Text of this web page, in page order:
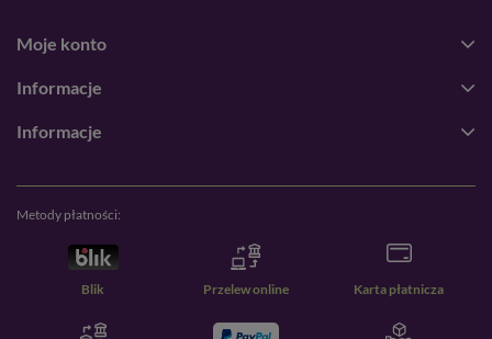
Moje konto
Informacje
Informacje
Metody płatności:
Blik Przelew online Karta płatnicza